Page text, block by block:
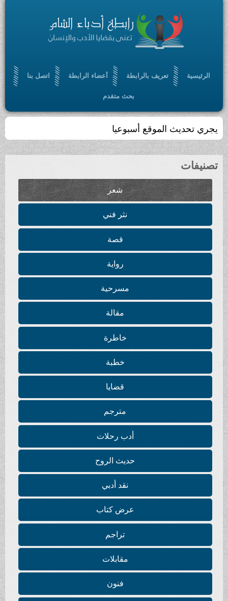
الرئيسية تعريف بالرابطة أعضاء الرابطة اتصل بنا
بحث متقدم
يجري تحديث الموقع أسبوعيا
تصنيفات
شعر
نثر فني
قصة
رواية
مسرحية
مقالة
خاطرة
خطبة
قضايا
مترجم
أدب رحلات
حديث الروح
نقد أدبي
عرض كتاب
تراجم
مقابلات
فنون